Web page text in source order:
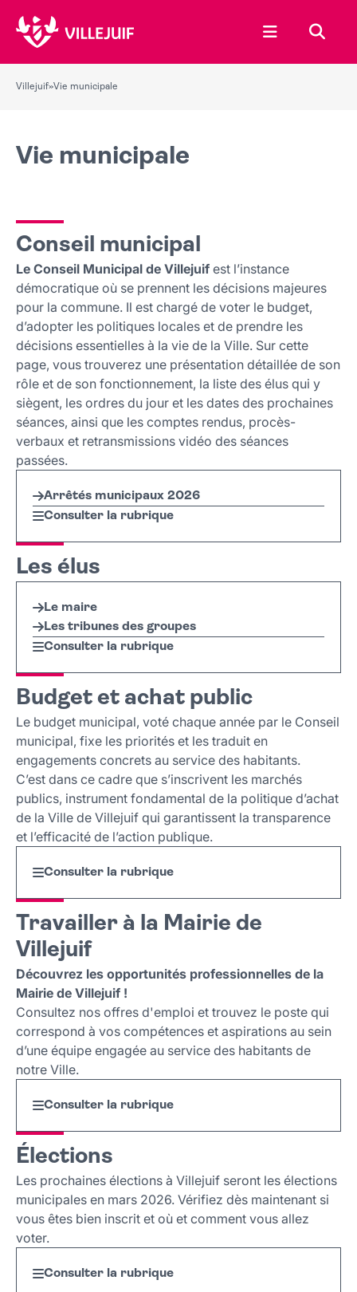
Ouvrir le
Villejuif»Vie municipale
Vie municipale
Conseil municipal
Le Conseil Municipal de Villejuif est l’instance
démocratique où se prennent les décisions majeures
pour la commune. Il est chargé de voter le budget,
d’adopter les politiques locales et de prendre les
décisions essentielles à la vie de la Ville. Sur cette
page, vous trouverez une présentation détaillée de son
rôle et de son fonctionnement, la liste des élus qui y
siègent, les ordres du jour et les dates des prochaines
séances, ainsi que les comptes rendus, procès-
verbaux et retransmissions vidéo des séances
passées.
Arrêtés municipaux 2026
Consulter la rubrique
Les élus
Le maire
Les tribunes des groupes
Consulter la rubrique
Budget et achat public
Le budget municipal, voté chaque année par le Conseil
municipal, fixe les priorités et les traduit en
engagements concrets au service des habitants.
C’est dans ce cadre que s’inscrivent les marchés
publics, instrument fondamental de la politique d’achat
de la Ville de Villejuif qui garantissent la transparence
et l’efficacité de l’action publique.
Consulter la rubrique
Travailler à la Mairie de
Villejuif
Découvrez les opportunités professionnelles de la
Mairie de Villejuif !
Consultez nos offres d'emploi et trouvez le poste qui
correspond à vos compétences et aspirations au sein
d’une équipe engagée au service des habitants de
notre Ville.
Consulter la rubrique
Élections
Les prochaines élections à Villejuif seront les élections
municipales en mars 2026. Vérifiez dès maintenant si
vous êtes bien inscrit et où et comment vous allez
voter.
Consulter la rubrique